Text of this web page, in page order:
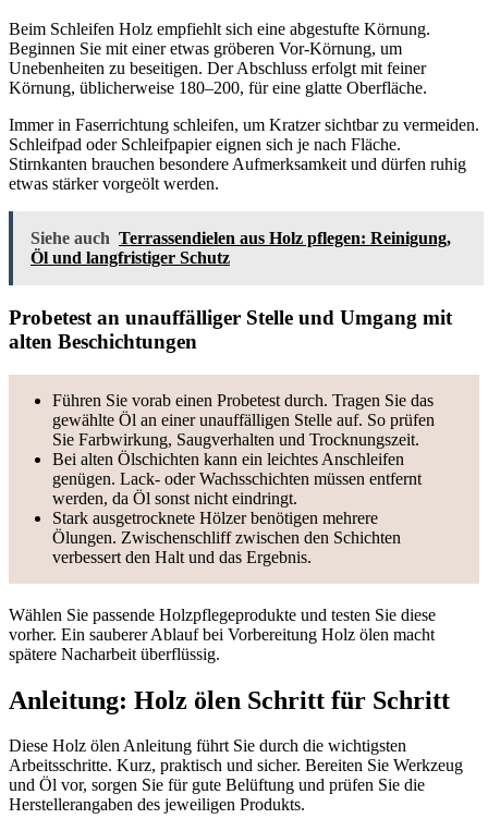
Beim Schleifen Holz empfiehlt sich eine abgestufte Körnung.
Beginnen Sie mit einer etwas gröberen Vor-Körnung, um
Unebenheiten zu beseitigen. Der Abschluss erfolgt mit feiner
Körnung, üblicherweise 180–200, für eine glatte Oberfläche.
Immer in Faserrichtung schleifen, um Kratzer sichtbar zu vermeiden.
Schleifpad oder Schleifpapier eignen sich je nach Fläche.
Stirnkanten brauchen besondere Aufmerksamkeit und dürfen ruhig
etwas stärker vorgeölt werden.
Siehe auch Terrassendielen aus Holz pflegen: Reinigung,
Öl und langfristiger Schutz
Probetest an unauffälliger Stelle und Umgang mit
alten Beschichtungen
Führen Sie vorab einen Probetest durch. Tragen Sie das
gewählte Öl an einer unauffälligen Stelle auf. So prüfen
Sie Farbwirkung, Saugverhalten und Trocknungszeit.
Bei alten Ölschichten kann ein leichtes Anschleifen
genügen. Lack- oder Wachsschichten müssen entfernt
werden, da Öl sonst nicht eindringt.
Stark ausgetrocknete Hölzer benötigen mehrere
Ölungen. Zwischenschliff zwischen den Schichten
verbessert den Halt und das Ergebnis.
Wählen Sie passende Holzpflegeprodukte und testen Sie diese
vorher. Ein sauberer Ablauf bei Vorbereitung Holz ölen macht
spätere Nacharbeit überflüssig.
Anleitung: Holz ölen Schritt für Schritt
Diese Holz ölen Anleitung führt Sie durch die wichtigsten
Arbeitsschritte. Kurz, praktisch und sicher. Bereiten Sie Werkzeug
und Öl vor, sorgen Sie für gute Belüftung und prüfen Sie die
Herstellerangaben des jeweiligen Produkts.